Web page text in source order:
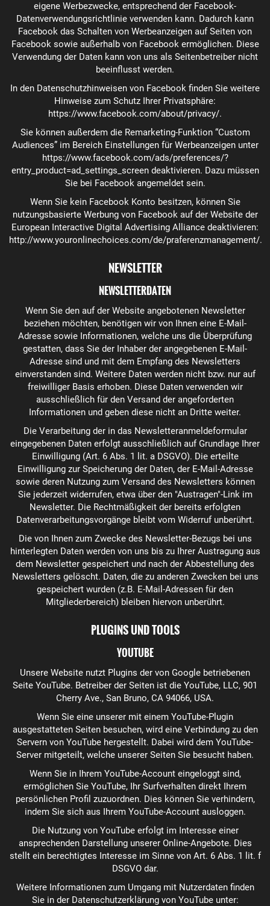
eigene Werbezwecke, entsprechend der Facebook-
Datenverwendungsrichtlinie verwenden kann. Dadurch kann
Facebook das Schalten von Werbeanzeigen auf Seiten von
Facebook sowie außerhalb von Facebook ermöglichen. Diese
Verwendung der Daten kann von uns als Seitenbetreiber nicht
beeinflusst werden.
In den Datenschutzhinweisen von Facebook finden Sie weitere
Hinweise zum Schutz Ihrer Privatsphäre:
https://www.facebook.com/about/privacy/.
Sie können außerdem die Remarketing-Funktion “Custom
Audiences” im Bereich Einstellungen für Werbeanzeigen unter
https://www.facebook.com/ads/preferences/?
entry_product=ad_settings_screendeaktivieren. Dazu müssen
Sie bei Facebook angemeldet sein.
Wenn Sie kein Facebook Konto besitzen, können Sie
nutzungsbasierte Werbung von Facebook auf der Website der
European Interactive Digital Advertising Alliance deaktivieren:
http://www.youronlinechoices.com/de/praferenzmanagement/.
NEWSLETTER
NEWSLETTERDATEN
Wenn Sie den auf der Website angebotenen Newsletter
beziehen möchten, benötigen wir von Ihnen eine E-Mail-
Adresse sowie Informationen, welche uns die Überprüfung
gestatten, dass Sie der Inhaber der angegebenen E-Mail-
Adresse sind und mit dem Empfang des Newsletters
einverstanden sind. Weitere Daten werden nicht bzw. nur auf
freiwilliger Basis erhoben. Diese Daten verwenden wir
ausschließlich für den Versand der angeforderten
Informationen und geben diese nicht an Dritte weiter.
Die Verarbeitung der in das Newsletteranmeldeformular
eingegebenen Daten erfolgt ausschließlich auf Grundlage Ihrer
Einwilligung (Art. 6 Abs. 1 lit. a DSGVO). Die erteilte
Einwilligung zur Speicherung der Daten, der E-Mail-Adresse
sowie deren Nutzung zum Versand des Newsletters können
Sie jederzeit widerrufen, etwa über den "Austragen"-Link im
Newsletter. Die Rechtmäßigkeit der bereits erfolgten
Datenverarbeitungsvorgänge bleibt vom Widerruf unberührt.
Die von Ihnen zum Zwecke des Newsletter-Bezugs bei uns
hinterlegten Daten werden von uns bis zu Ihrer Austragung aus
dem Newsletter gespeichert und nach der Abbestellung des
Newsletters gelöscht. Daten, die zu anderen Zwecken bei uns
gespeichert wurden (z.B. E-Mail-Adressen für den
Mitgliederbereich) bleiben hiervon unberührt.
PLUGINS UND TOOLS
YOUTUBE
Unsere Website nutzt Plugins der von Google betriebenen
Seite YouTube. Betreiber der Seiten ist die YouTube, LLC, 901
Cherry Ave., San Bruno, CA 94066, USA.
Wenn Sie eine unserer mit einem YouTube-Plugin
ausgestatteten Seiten besuchen, wird eine Verbindung zu den
Servern von YouTube hergestellt. Dabei wird dem YouTube-
Server mitgeteilt, welche unserer Seiten Sie besucht haben.
Wenn Sie in Ihrem YouTube-Account eingeloggt sind,
ermöglichen Sie YouTube, Ihr Surfverhalten direkt Ihrem
persönlichen Profil zuzuordnen. Dies können Sie verhindern,
indem Sie sich aus Ihrem YouTube-Account ausloggen.
Die Nutzung von YouTube erfolgt im Interesse einer
ansprechenden Darstellung unserer Online-Angebote. Dies
stellt ein berechtigtes Interesse im Sinne von Art. 6 Abs. 1 lit. f
DSGVO dar.
Weitere Informationen zum Umgang mit Nutzerdaten finden
Sie in der Datenschutzerklärung von YouTube unter: